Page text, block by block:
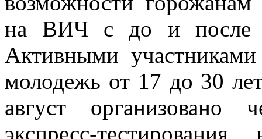
на ВИЧ с до и после
Активными
молодежь от 17 до 30
август организовано
экспресс-